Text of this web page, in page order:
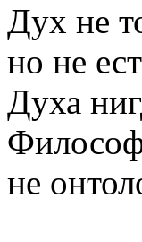
Дух не
но не
Духа
не